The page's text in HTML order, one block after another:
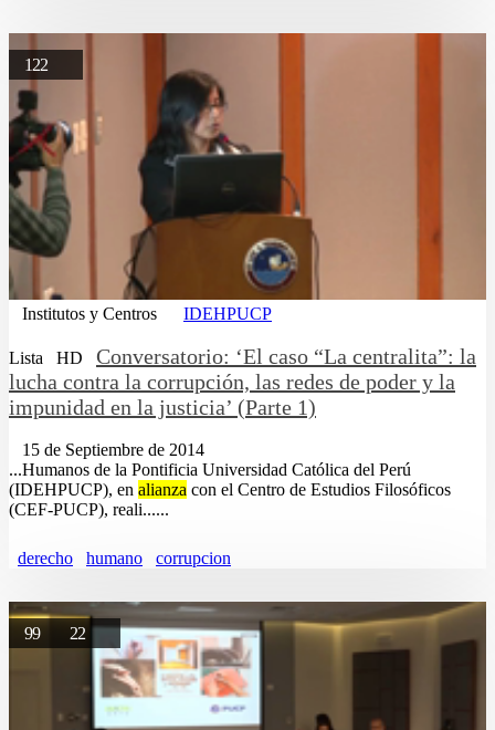
122
Institutos y Centros IDEHPUCP
Lista HD
Conversatorio: ‘El caso “La centralita”: la
lucha contra la corrupción, las redes de poder y la
impunidad en la justicia’ (Parte 1)
15 de Septiembre de 2014
...Humanos de la Pontificia Universidad Católica del Perú
(IDEHPUCP), en alianza con el Centro de Estudios Filosóficos
(CEF-PUCP), reali......
derecho humano corrupcion
99 22